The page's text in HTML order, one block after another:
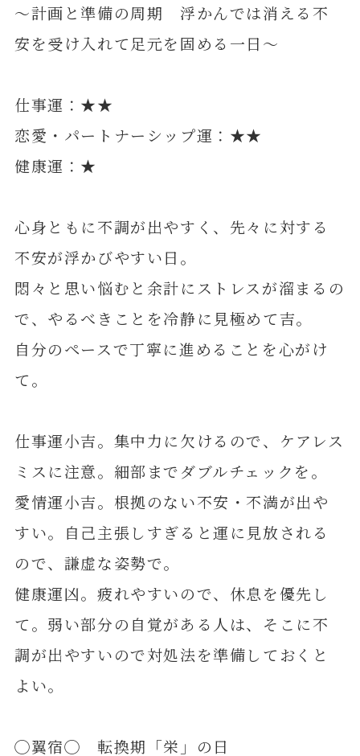
～計画と準備の周期 浮かんでは消える不
安を受け入れて足元を固める一日～
仕事運：★★
恋愛・パートナーシップ運：★★
健康運：★
心身ともに不調が出やすく、先々に対する
不安が浮かびやすい日。
悶々と思い悩むと余計にストレスが溜まるの
で、やるべきことを冷静に見極めて吉。
自分のペースで丁寧に進めることを心がけ
て。
仕事運小吉。集中力に欠けるので、ケアレス
ミスに注意。細部までダブルチェックを。
愛情運小吉。根拠のない不安・不満が出や
すい。自己主張しすぎると運に見放される
ので、謙虚な姿勢で。
健康運凶。疲れやすいので、休息を優先し
て。弱い部分の自覚がある人は、そこに不
調が出やすいので対処法を準備しておくと
よい。
◯翼宿◯ 転換期「栄」の日